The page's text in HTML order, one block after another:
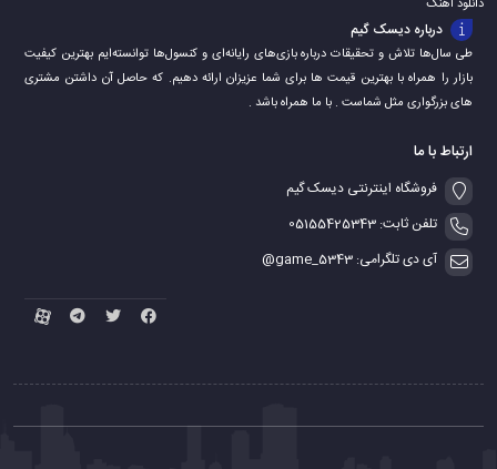
دانلود اهنگ
درباره دیسک گیم
طی سال‌ها تلاش و تحقیقات درباره بازی‌های رایانه‌ای و کنسول‌ها توانسته‌ایم بهترین کیفیت
بازار را همراه با بهترین قیمت ها برای شما عزیزان ارائه دهیم. که حاصل آن داشتن مشتری
های بزرگواری مثل شماست . با ما همراه باشد .
ارتباط با ما
فروشگاه اینترنتی دیسک گیم
تلفن ثابت: 05155425343
آی دی تلگرامی: game_5343@